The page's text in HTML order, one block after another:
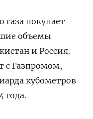
газа покупает
объемы
и Россия.
с Газпромом,
кубометров
года.